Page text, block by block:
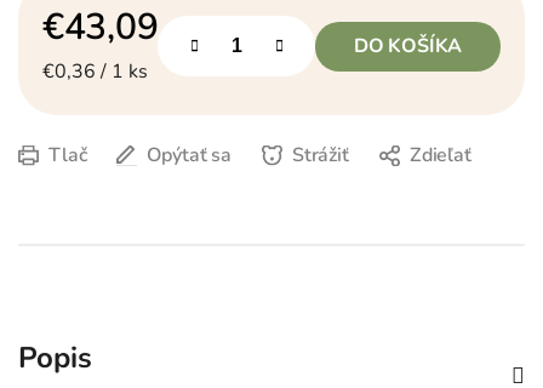
€43,09
Jednotková cena:
€0,36 / 1 ks
DO KOŠÍKA
Tlač Opýtať sa Strážiť Zdieľať
Popis